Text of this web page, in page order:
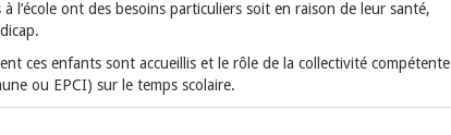
l’école ont des besoins particuliers soit en raison de leur santé,
ces enfants sont accueillis et le rôle de la collectivité compétente
ou EPCI) sur le temps scolaire.